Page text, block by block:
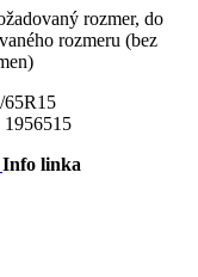
rozmer, do
rozmeru (bez
65R15
1956515
Info linka